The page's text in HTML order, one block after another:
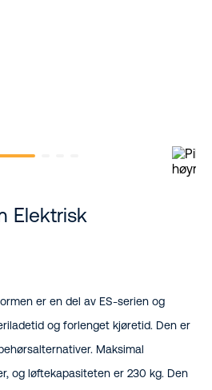
Elektrisk
er en del av ES-serien og
og forlenget kjøretid. Den er
Maksimal
og løftekapasiteten er 230 kg. Den